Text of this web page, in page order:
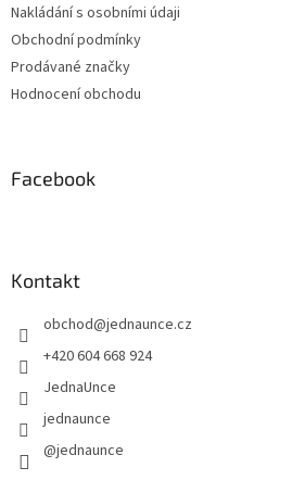
Nakládání s osobními údaji
Obchodní podmínky
Prodávané značky
Hodnocení obchodu
Facebook
Kontakt
obchod@jednaunce.cz
+420 604 668 924
JednaUnce
jednaunce
@jednaunce